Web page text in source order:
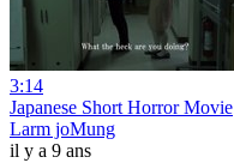
3:14
Japanese Short Horror Movie
Larm joMung
il y a 9 ans